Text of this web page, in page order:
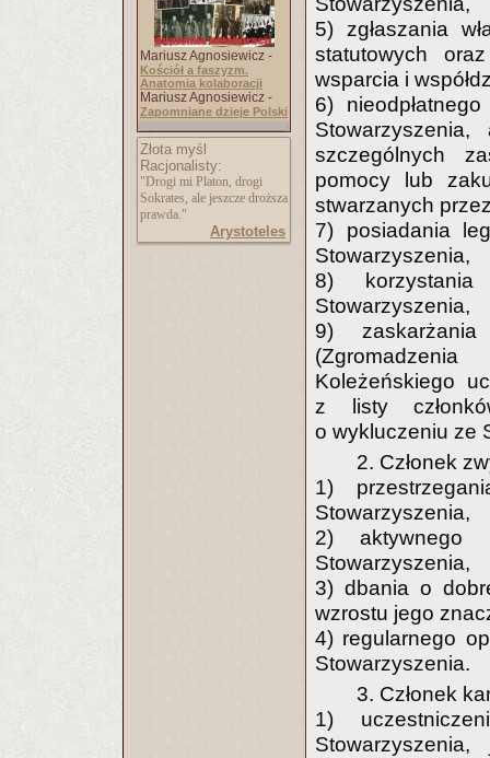
Mariusz Agnosiewicz -
Kościół a faszyzm.
Anatomia kolaboracji
Mariusz Agnosiewicz -
Zapomniane dzieje Polski
Złota myśl
Racjonalisty:
"Drogi mi Platon, drogi
Sokrates, ale jeszcze droższa
prawda."
Arystoteles
5) zgłaszania
statutowych
wsparcia i
6)
szczególnych
pomocy lub
stwarzanych
7) posiadania
Stowarzyszenia,
8)
Stowarzyszenia,
9)
Koleżeńskiego
z listy
o wykluczeniu ze
2. Członek
1)
Stowarzyszenia,
2) aktywnego
Stowarzyszenia,
3) dbania o
wzrostu jego
4) regularnego
Stowarzyszenia.
3. Członek
1)